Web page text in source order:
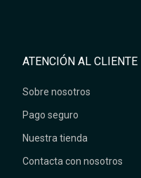
ATENCIÓN AL CLIENTE
Sobre nosotros
Pago seguro
Nuestra tienda
Contacta con nosotros